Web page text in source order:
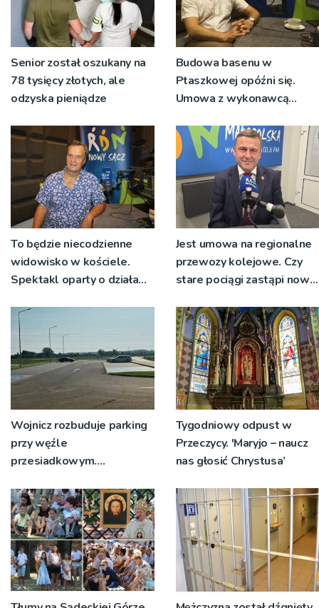
Senior został oszukany na
78 tysięcy złotych, ale
odzyska pieniądze
Budowa basenu w
Ptaszkowej opóźni się.
Umowa z wykonawcą
nie zostanie podpisana
To będzie niecodzienne
widowisko w kościele.
Spektakl oparty o działa
Jest umowa na regionalne
przewozy kolejowe. Czy
stare pociągi zastąpi nowy
Wojnicz rozbuduje parking
przy węźle
przesiadkowym.
miejsc
Tygodniowy odpust w
Przeczycy. 'Maryjo – naucz
nas głosić Chrystusa’